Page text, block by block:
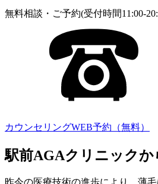
無料相談・ご予約(受付時間11:00-
カウンセリングWEB予約（無料）
駅前AGAクリニックか